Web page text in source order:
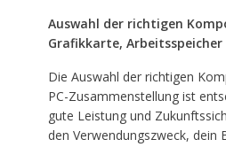
Auswahl der richtigen
Grafikkarte, Arbeitsspeicher
Die Auswahl der richtigen
PC-Zusammenstellung ist
gute Leistung und
den Verwendungszweck, dein